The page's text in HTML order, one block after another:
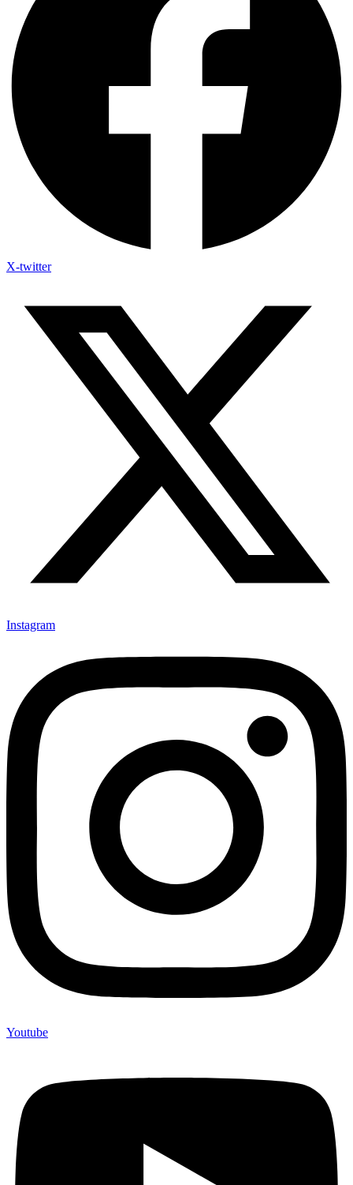
X-twitter
Instagram
Youtube